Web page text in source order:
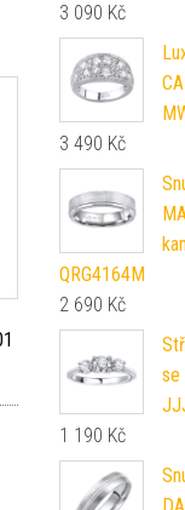
3 090 Kč
3 490 Kč
QRG4164M
2 690 Kč
se
1 190 Kč